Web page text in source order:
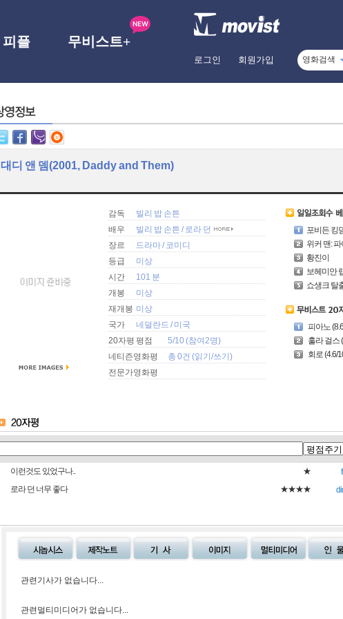
피플 무비스트+
로그인 회원가입 영화검색
대디 앤 뎀(2001, Daddy and Them)
감독
빌리 밥 손튼
배우
빌리 밥 손튼 /로라 던
장르
드라마/코미디
등급
미상
시간
101 분
개봉
미상
재개봉 미상
국가
네덜란드 /미국
20자평 평점
5/10 (참여2명)
네티즌영화평
총 0건 (읽기 /쓰기 )
전문가영화평
포비든 킹
위커 맨:
황진이
보헤미안
쇼생크 탈
피아노
훌라 걸스
회로 (4.6/
이런것도 있었구나.. ★
로라 던 너무 좋다
★★★★
관련기사가 없습니다...
관련멀티미디어가 없습니다...